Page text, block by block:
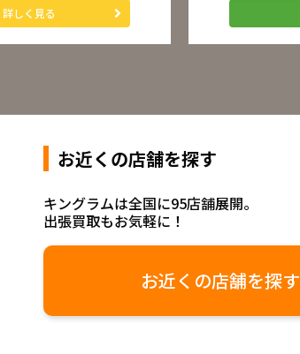
詳しく見る
お近くの店舗を探す
キングラムは全国に95店舗展開。
出張買取もお気軽に！
お近くの店舗を探す